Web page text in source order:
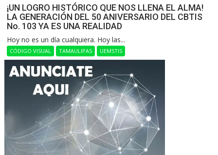
¡UN LOGRO HISTÓRICO QUE NOS LLENA EL ALMA!
LA GENERACIÓN DEL 50 ANIVERSARIO DEL CBTIS
No. 103 YA ES UNA REALIDAD
Hoy no es un día cualquiera. Hoy las...
CÓDIGO VISUAL TAMAULIPAS UEMSTIS